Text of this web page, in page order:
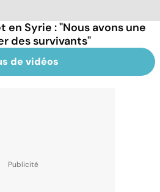
en Syrie : "Nous avons une
des survivants"
de vidéos